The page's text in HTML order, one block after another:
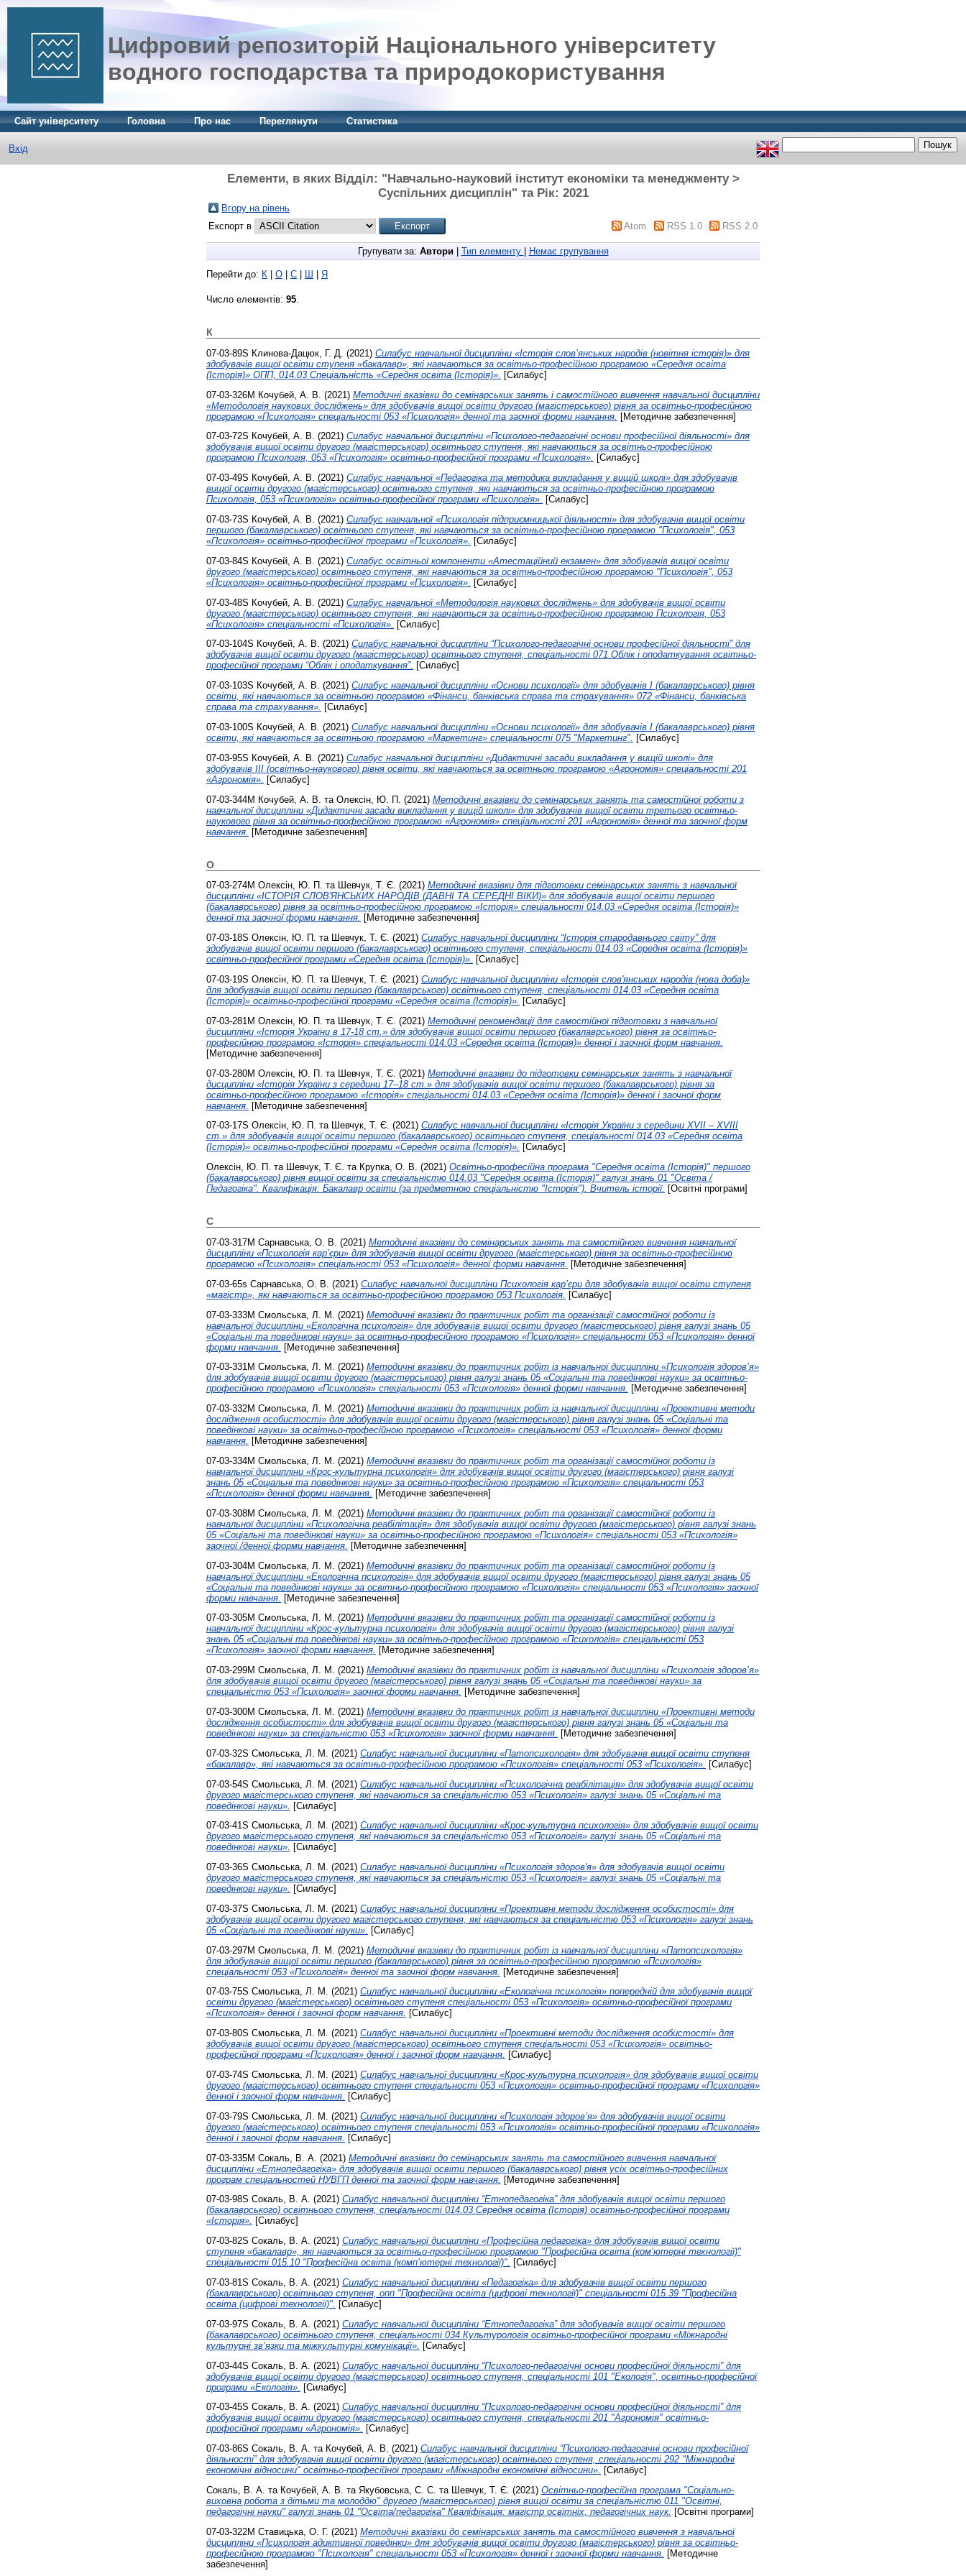
Цифровий репозиторій Національного університету
водного господарства та природокористування
Сайт університету Головна Про нас Переглянути Статистика
Вхід
Елементи, в яких Відділ: "Навчально-науковий інститут економіки та менеджменту >
Суспільних дисциплін" та Рік: 2021
Вгору на рівень
Експорт в
Atom RSS 1.0 RSS 2.0
Групувати за: Автори| Тип елементу Немає групування
Перейти до: К О С Ш Я
Число елементів: 95.
К
07-03-89S Клинова-Дацюк, Г. Д. (2021) Силабус навчальної дисципліни «Історія слов’янських народів (новітня історія)» для
здобувачів вищої освіти ступеня «бакалавр», які навчаються за освітньо-професійною програмою «Середня освіта
(Історія)» ОПП, 014.03 Спеціальність «Середня освіта (Історія)».
[Силабус]
07-03-326М Кочубей, А. В. (2021) Методичні вказівки до семінарських занять і самостійного вивчення навчальної дисципліни
«Методологія наукових досліджень» для здобувачів вищої освіти другого (магістерського) рівня за освітньо-професійною
програмою «Психологія» спеціальності 053 «Психологія» денної та заочної форми навчання. [Методичне забезпечення]
07-03-72S Кочубей, А. В. (2021) Силабус навчальної дисципліни «Психолого-педагогічні основи професійної діяльності» для
здобувачів вищої освіти другого (магістерського) освітнього ступеня, які навчаються за освітньо-професійною
програмою Психологія, 053 «Психологія» освітньо-професійної програми «Психологія». [Силабус]
07-03-49S Кочубей, А. В. (2021) Силабус навчальної «Педагогіка та методика викладання у вищій школі» для здобувачів
вищої освіти другого (магістерського) освітнього ступеня, які навчаються за освітньо-професійною програмою
Психологія, 053 «Психологія» освітньо-професійної програми «Психологія». [Силабус]
07-03-73S Кочубей, А. В. (2021) Силабус навчальної «Психологія підприємницької діяльності» для здобувачів вищої освіти
першого (бакалаврського) освітнього ступеня, які навчаються за освітньо-професійною програмою "Психологія", 053
«Психологія» освітньо-професійної програми «Психологія».
[Силабус]
07-03-84S Кочубей, А. В. (2021) Силабус освітньої компоненти «Атестаційний екзамен» для здобувачів вищої освіти
другого (магістерського) освітнього ступеня, які навчаються за освітньо-професійною програмою "Психологія", 053
«Психологія» освітньо-професійної програми «Психологія».
[Силабус]
07-03-48S Кочубей, А. В. (2021) Силабус навчальної «Методологія наукових досліджень» для здобувачів вищої освіти
другого (магістерського) освітнього ступеня, які навчаються за освітньо-професійною програмою Психологія, 053
«Психологія» спеціальності «Психологія». [Силабус]
07-03-104S Кочубей, А. В. (2021) Силабус навчальної дисципліни “Психолого-педагогічні основи професійної діяльності” для
здобувачів вищої освіти другого (магістерського) освітнього ступеня, спеціальності 071 Облік і оподаткування освітньо-
професійної програми “Облік і оподаткування”. [Силабус]
07-03-103S Кочубей, А. В. (2021) Силабус навчальної дисципліни «Основи психології» для здобувачів І (бакалаврського) рівня
освіти, які навчаються за освітньою програмою «Фінанси, банківська справа та страхування» 072 «Фінанси, банківська
справа та страхування». [Силабус]
07-03-100S Кочубей, А. В. (2021) Силабус навчальної дисципліни «Основи психології» для здобувачів І (бакалаврського) рівня
освіти, які навчаються за освітньою програмою «Маркетинг» спеціальності 075 "Маркетинг".
[Силабус]
07-03-95S Кочубей, А. В. (2021) Силабус навчальної дисципліни «Дидактичні засади викладання у вищій школі» для
здобувачів ІІІ (освітньо-наукового) рівня освіти, які навчаються за освітньою програмою «Агрономія» спеціальності 201
«Агрономія».
[Силабус]
07-03-344М Кочубей, А. В. та Олексін, Ю. П. (2021) Методичні вказівки до семінарських занять та самостійної роботи з
навчальної дисципліни «Дидактичні засади викладання у вищій школі» для здобувачів вищої освіти третього освітньо-
наукового рівня за освітньо-професійною програмою «Агрономія» спеціальності 201 «Агрономія» денної та заочної форм
навчання. [Методичне забезпечення]
О
07-03-274М Олексін, Ю. П. та Шевчук, Т. Є. (2021) Методичні вказівки для підготовки семінарських занять з навчальної
дисципліни «ІСТОРІЯ СЛОВ'ЯНСЬКИХ НАРОДІВ (ДАВНІ ТА СЕРЕДНІ ВІКИ)» для здобувачів вищої освіти першого
(бакалаврського) рівня за освітньо-професійною програмою «Історія» спеціальності 014.03 «Cередня освіта (Історія)»
денної та заочної форми навчання. [Методичне забезпечення]
07-03-18S Олексін, Ю. П. та Шевчук, Т. Є. (2021) Силабус навчальної дисципліни “Історія стародавнього світу” для
здобувачів вищої освіти першого (бакалаврського) освітнього ступеня, спеціальності 014.03 «Cередня освіта (Історія)»
освітньо-професійної програми «Cередня освіта (Історія)». [Силабус]
07-03-19S Олексін, Ю. П. та Шевчук, Т. Є. (2021) Силабус навчальної дисципліни «Історія слов'янських народів (нова доба)»
для здобувачів вищої освіти першого (бакалаврського) освітнього ступеня, спеціальності 014.03 «Cередня освіта
(Історія)» освітньо-професійної програми «Cередня освіта (Історія)».
[Силабус]
07-03-281М Олексін, Ю. П. та Шевчук, Т. Є. (2021) Методичні рекомендації для самостійної підготовки з навчальної
дисципліни «Історія України в 17-18 ст.» для здобувачів вищої освіти першого (бакалаврського) рівня за освітньо-
професійною програмою «Історія» спеціальності 014.03 «Cередня освіта (Історія)» денної і заочної форм навчання.
[Методичне забезпечення]
07-03-280М Олексін, Ю. П. та Шевчук, Т. Є. (2021) Методичні вказівки до підготовки семінарських занять з навчальної
дисципліни «Історія України з середини 17–18 ст.» для здобувачів вищої освіти першого (бакалаврського) рівня за
освітньо-професійною програмою «Історія» спеціальності 014.03 «Cередня освіта (Історія)» денної і заочної форм
навчання. [Методичне забезпечення]
07-03-17S Олексін, Ю. П. та Шевчук, Т. Є. (2021) Силабус навчальної дисципліни «Історія України з середини XVII – XVIII
cт.» для здобувачів вищої освіти першого (бакалаврського) освітнього ступеня, спеціальності 014.03 «Cередня освіта
(Історія)» освітньо-професійної програми «Cередня освіта (Історія)». [Силабус]
Олексін, Ю. П. та Шевчук, Т. Є. та Крупка, О. В. (2021) Освітньо-професійна програма "Середня освіта (Історія)" першого
(бакалаврського) рівня вищої освіти за спеціальністю 014.03 "Середня освіта (Історія)" галузі знань 01 "Освіта /
Педагогіка". Кваліфікація: Бакалавр освіти (за предметною спеціальністю "Історія"). Вчитель історії. [Освітні програми]
С
07-03-317М Сарнавська, О. В. (2021) Методичні вказівки до семінарських занять та самостійного вивчення навчальної
дисципліни «Психологія кар’єри» для здобувачів вищої освіти другого (магістерського) рівня за освітньо-професійною
програмою «Психологія» спеціальності 053 «Психологія» денної форми навчання.
[Методичне забезпечення]
07-03-65s Сарнавська, О. В. (2021) Силабус навчальної дисципліни Психологія кар’єри для здобувачів вищої освіти ступеня
«магістр», які навчаються за освітньо-професійною програмою 053 Психологія. [Силабус]
07-03-333М Смольська, Л. М. (2021) Методичні вказівки до практичних робіт та організації самостійної роботи із
навчальної дисципліни «Екологічна психологія» для здобувачів вищої освіти другого (магістерського) рівня галузі знань 05
«Соціальні та поведінкові науки» за освітньо-професійною програмою «Психологія» спеціальності 053 «Психологія» денної
форми навчання. [Методичне забезпечення]
07-03-331М Смольська, Л. М. (2021) Методичні вказівки до практичних робіт із навчальної дисципліни «Психологія здоров’я»
для здобувачів вищої освіти другого (магістерського) рівня галузі знань 05 «Соціальні та поведінкові науки» за освітньо-
професійною програмою «Психологія» спеціальності 053 «Психологія» денної форми навчання. [Методичне забезпечення]
07-03-332М Смольська, Л. М. (2021) Методичні вказівки до практичних робіт із навчальної дисципліни «Проективні методи
дослідження особистості» для здобувачів вищої освіти другого (магістерського) рівня галузі знань 05 «Соціальні та
поведінкові науки» за освітньо-професійною програмою «Психологія» спеціальності 053 «Психологія» денної форми
навчання. [Методичне забезпечення]
07-03-334М Смольська, Л. М. (2021) Методичні вказівки до практичних робіт та організації самостійної роботи із
навчальної дисципліни «Крос-культурна психологія» для здобувачів вищої освіти другого (магістерського) рівня галузі
знань 05 «Соціальні та поведінкові науки» за освітньо-професійною програмою «Психологія» спеціальності 053
«Психологія» денної форми навчання.
[Методичне забезпечення]
07-03-308М Смольська, Л. М. (2021) Методичні вказівки до практичних робіт та організації самостійної роботи із
навчальної дисципліни «Психологічна реабілітація» для здобувачів вищої освіти другого (магістерського) рівня галузі знань
05 «Соціальні та поведінкові науки» за освітньо-професійною програмою «Психологія» спеціальності 053 «Психологія»
заочної /денної форми навчання. [Методичне забезпечення]
07-03-304М Смольська, Л. М. (2021) Методичні вказівки до практичних робіт та організації самостійної роботи із
навчальної дисципліни «Екологічна психологія» для здобувачів вищої освіти другого (магістерського) рівня галузі знань 05
«Соціальні та поведінкові науки» за освітньо-професійною програмою «Психологія» спеціальності 053 «Психологія» заочної
форми навчання. [Методичне забезпечення]
07-03-305М Смольська, Л. М. (2021) Методичні вказівки до практичних робіт та організації самостійної роботи із
навчальної дисципліни «Крос-культурна психологія» для здобувачів вищої освіти другого (магістерського) рівня галузі
знань 05 «Соціальні та поведінкові науки» за освітньо-професійною програмою «Психологія» спеціальності 053
«Психологія» заочної форми навчання. [Методичне забезпечення]
07-03-299М Смольська, Л. М. (2021) Методичні вказівки до практичних робіт із навчальної дисципліни «Психологія здоров’я»
для здобувачів вищої освіти другого (магістерського) рівня галузі знань 05 «Соціальні та поведінкові науки» за
спеціальністю 053 «Психологія» заочної форми навчання. [Методичне забезпечення]
07-03-300М Смольська, Л. М. (2021) Методичні вказівки до практичних робіт із навчальної дисципліни «Проективні методи
дослідження особистості» для здобувачів вищої освіти другого (магістерського) рівня галузі знань 05 «Соціальні та
поведінкові науки» за спеціальністю 053 «Психологія» заочної форми навчання.
[Методичне забезпечення]
07-03-32S Смольська, Л. М. (2021) Силабус навчальної дисципліни «Патопсихологія» для здобувачів вищої освіти ступеня
«бакалавр», які навчаються за освітньо-професійною програмою «Психологія» спеціальності 053 «Психологія». [Силабус]
07-03-54S Смольська, Л. М. (2021) Силабус навчальної дисципліни «Психологічна реабілітація» для здобувачів вищої освіти
другого магістерського ступеня, які навчаються за спеціальністю 053 «Психологія» галузі знань 05 «Соціальні та
поведінкові науки». [Силабус]
07-03-41S Смольська, Л. М. (2021) Силабус навчальної дисципліни «Крос-культурна психологія» для здобувачів вищої освіти
другого магістерського ступеня, які навчаються за спеціальністю 053 «Психологія» галузі знань 05 «Соціальні та
поведінкові науки». [Силабус]
07-03-36S Смольська, Л. М. (2021) Силабус навчальної дисципліни «Психологія здоров'я» для здобувачів вищої освіти
другого магістерського ступеня, які навчаються за спеціальністю 053 «Психологія» галузі знань 05 «Соціальні та
поведінкові науки». [Силабус]
07-03-37S Смольська, Л. М. (2021) Силабус навчальної дисципліни «Проективні методи дослідження особистості» для
здобувачів вищої освіти другого магістерського ступеня, які навчаються за спеціальністю 053 «Психологія» галузі знань
05 «Соціальні та поведінкові науки».
[Силабус]
07-03-297М Смольська, Л. М. (2021) Методичні вказівки до практичних робіт із навчальної дисципліни «Патопсихологія»
для здобувачів вищої освіти першого (бакалаврського) рівня за освітньо-професійною програмою «Психологія»
спеціальності 053 «Психологія» денної та заочної форм навчання. [Методичне забезпечення]
07-03-75S Смольська, Л. М. (2021) Силабус навчальної дисципліни «Екологічна психологія» попередній для здобувачів вищої
освіти другого (магістерського) освітнього ступеня спеціальності 053 «Психологія» освітньо-професійної програми
«Психологія» денної і заочної форм навчання. [Силабус]
07-03-80S Смольська, Л. М. (2021) Силабус навчальної дисципліни «Проективні методи дослідження особистості» для
здобувачів вищої освіти другого (магістерського) освітнього ступеня спеціальності 053 «Психологія» освітньо-
професійної програми «Психологія» денної і заочної форм навчання. [Силабус]
07-03-74S Смольська, Л. М. (2021) Силабус навчальної дисципліни «Крос-культурна психологія» для здобувачів вищої освіти
другого (магістерського) освітнього ступеня спеціальності 053 «Психологія» освітньо-професійної програми «Психологія»
денної і заочної форм навчання. [Силабус]
07-03-79S Смольська, Л. М. (2021) Силабус навчальної дисципліни «Психологія здоров’я» для здобувачів вищої освіти
другого (магістерського) освітнього ступеня спеціальності 053 «Психологія» освітньо-професійної програми «Психологія»
денної і заочної форм навчання.
[Силабус]
07-03-335M Сокаль, В. А. (2021) Методичні вказівки до семінарських занять та самостійного вивчення навчальної
дисципліни «Етнопедагогіка» для здобувачів вищої освіти першого (бакалаврського) рівня усіх освітньо-професійних
програм спеціальностей НУВГП денної та заочної форм навчання. [Методичне забезпечення]
07-03-98S Сокаль, В. А. (2021) Силабус навчальної дисципліни “Етнопедагогіка” для здобувачів вищої освіти першого
(бакалаврського) освітнього ступеня, спеціальності 014.03 Середня освіта (Історія) освітньо-професійної програми
«Історія». [Силабус]
07-03-82S Сокаль, В. А. (2021) Силабус навчальної дисципліни «Професійна педагогіка» для здобувачів вищої освіти
ступеня «бакалавр», які навчаються за освітньо-професійною програмою "Професійна освіта (ком’ютерні технології)"
спеціальності 015.10 "Професійна освіта (комп’ютерні технології)". [Силабус]
07-03-81S Сокаль, В. А. (2021) Силабус навчальної дисципліни «Педагогіка» для здобувачів вищої освіти першого
(бакалаврського) освітнього ступеня, опп "Професійна освіта (цифрові технології)" спеціальності 015.39 "Професійна
освіта (цифрові технології)". [Силабус]
07-03-97S Сокаль, В. А. (2021) Силабус навчальної дисципліни “Етнопедагогіка” для здобувачів вищої освіти першого
(бакалаврського) освітнього ступеня, спеціальності 034 Культурологія освітньо-професійної програми «Міжнародні
культурні зв’язки та міжкультурні комунікації».
[Силабус]
07-03-44S Сокаль, В. А. (2021) Силабус навчальної дисципліни “Психолого-педагогічні основи професійної діяльності” для
здобувачів вищої освіти другого (магістерського) освітнього ступеня, спеціальності 101 "Екологія", освітньо-професійної
програми «Екологія». [Силабус]
07-03-45S Сокаль, В. А. (2021) Силабус навчальної дисципліни “Психолого-педагогічні основи професійної діяльності” для
здобувачів вищої освіти другого (магістерського) освітнього ступеня, спеціальності 201 "Агрономія" освітньо-
професійної програми «Агрономія». [Силабус]
07-03-86S Сокаль, В. А. та Кочубей, А. В. (2021) Силабус навчальної дисципліни “Психолого-педагогічні основи професійної
діяльності” для здобувачів вищої освіти другого (магістерського) освітнього ступеня, спеціальності 292 "Міжнародні
економічні відносини" освітньо-професійної програми «Міжнародні економічні відносини». [Силабус]
Сокаль, В. А. та Кочубей, А. В. та Якубовська, С. С. та Шевчук, Т. Є. (2021) Освітньо-професійна програма "Соціально-
виховна робота з дітьми та молоддю" другого (магістерського) рівня вищої освіти за спеціальністю 011 "Освітні,
педагогічні науки" галузі знань 01 "Освіта/педагогіка" Кваліфікація: магістр освітніх, педагогічних наук. [Освітні програми]
07-03-322М Ставицька, О. Г. (2021) Методичні вказівки до семінарських занять та самостійного вивчення з навчальної
дисципліни «Психологія адиктивної поведінки» для здобувачів вищої освіти другого (магістерського) рівня за освітньо-
професійною програмою "Психологія" спеціальності 053 «Психологія» денної і заочної форми навчання.
[Методичне
забезпечення]